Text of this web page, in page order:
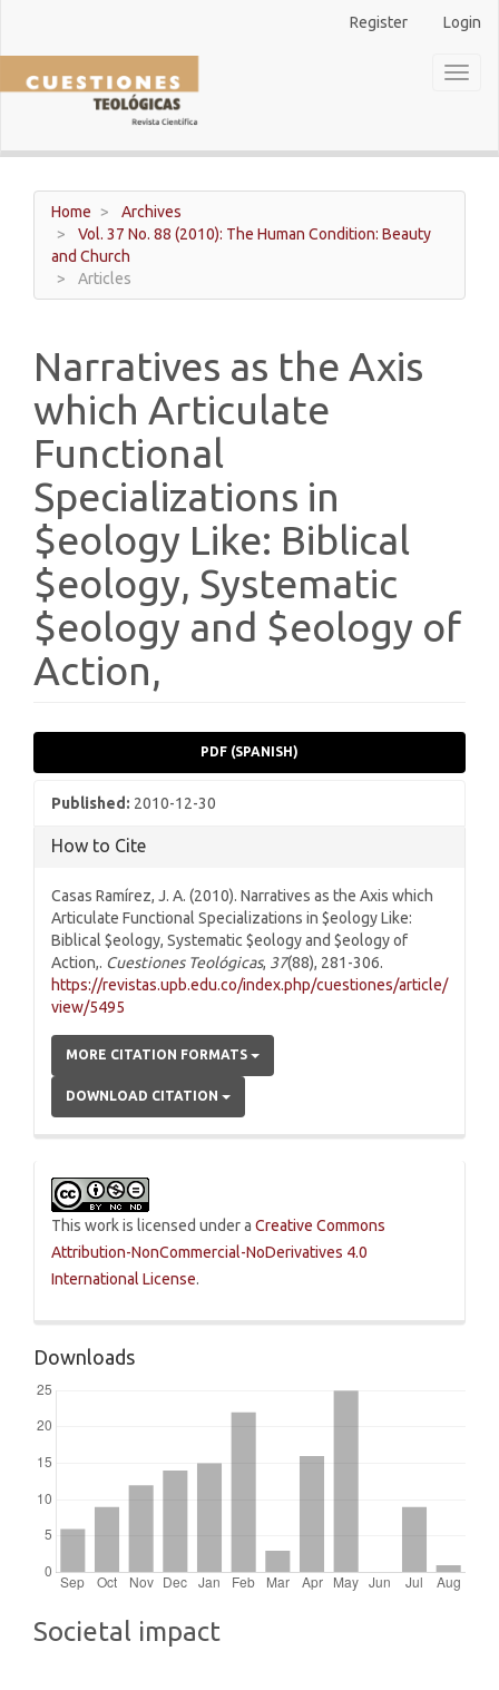
Main
Content
Sidebar
Register Login
Home
Archives
Vol. 37 No. 88 (2010): The Human Condition: Beauty
and Church
Articles
Narratives as the Axis
which Articulate
Functional
Specializations in
$eology Like: Biblical
$eology, Systematic
$eology and $eology of
Action,
Sidebar
PDF (SPANISH)
Published: 2010-12-30
How to Cite
Casas Ramírez, J. A. (2010). Narratives as the Axis which
Articulate Functional Specializations in $eology Like:
Biblical $eology, Systematic $eology and $eology of
Action,. Cuestiones Teológicas, 37(88), 281-306.
https://revistas.upb.edu.co/index.php/cuestiones/article/
view/5495
MORE CITATION FORMATS
DOWNLOAD CITATION
This work is licensed under a Creative Commons
Attribution-NonCommercial-NoDerivatives 4.0
International License.
Downloads
Societal impact